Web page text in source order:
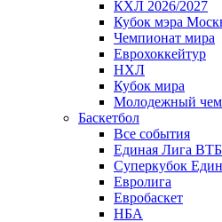
КХЛ 2026/2027
Кубок мэра
Чемпионат мира
Еврохоккейтур
НХЛ
Кубок мира
Молодежный
Баскетбол
Все события
Единая Лига ВТБ
Суперкубок
Евролига
Евробаскет
НБА